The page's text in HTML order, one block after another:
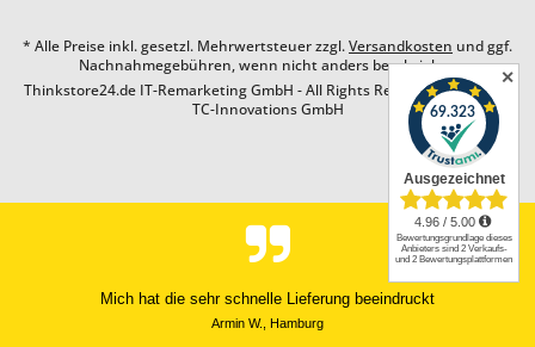
* Alle Preise inkl. gesetzl. Mehrwertsteuer zzgl.Versandkosten und ggf.
Nachnahmegebühren, wenn nicht anders beschrieben
Thinkstore24.de IT-Remarketing GmbH - All Rights Reserved. Design by
TC-Innovations GmbH
Mich hat die sehr schnelle Lieferung beeindruckt
Armin W., Hamburg
✕